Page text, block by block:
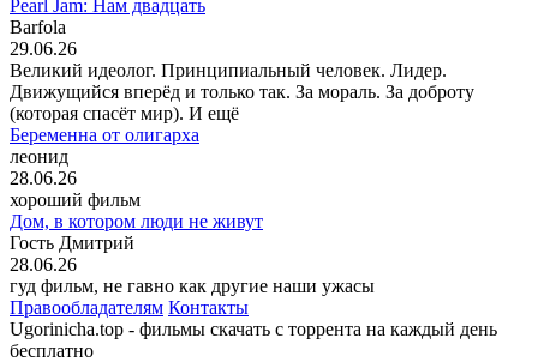
Pearl Jam: Нам двадцать
Barfola
29.06.26
Великий идеолог. Принципиальный человек. Лидер.
Движущийся вперёд и только так. За мораль. За доброту
(которая спасёт мир). И ещё
Беременна от олигарха
леонид
28.06.26
хороший фильм
Дом, в котором люди не живут
Гость Дмитрий
28.06.26
гуд фильм, не гавно как другие наши ужасы
Правообладателям Контакты
Ugorinicha.top - фильмы скачать с торрента на каждый день
бесплатно